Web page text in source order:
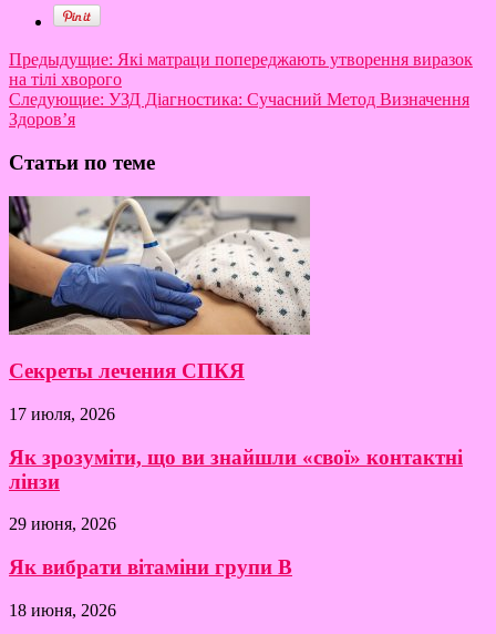
Предыдущие: Які матраци попереджають утворення виразок
на тілі хворого
Следующие: УЗД Діагностика: Сучасний Метод Визначення
Здоров’я
Статьи по теме
Секреты лечения СПКЯ
17 июля, 2026
Як зрозуміти, що ви знайшли «свої» контактні
лінзи
29 июня, 2026
Як вибрати вітаміни групи B
18 июня, 2026